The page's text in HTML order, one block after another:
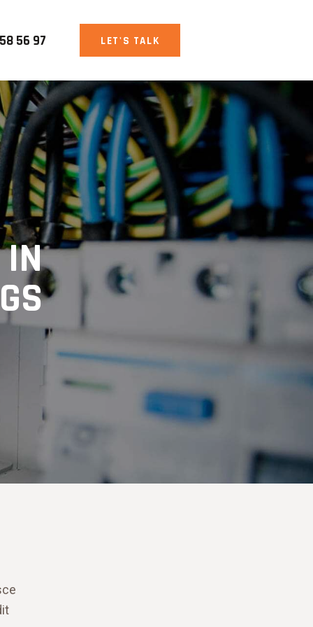
56 97 LET'S TALK
IN